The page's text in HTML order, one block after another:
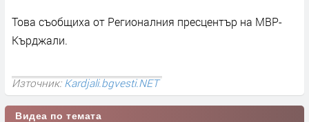
Това съобщиха от Регионалния пресцентър на МВР-
Кърджали.
Източник:Kardjali.bgvesti.NET
Видеа по темата